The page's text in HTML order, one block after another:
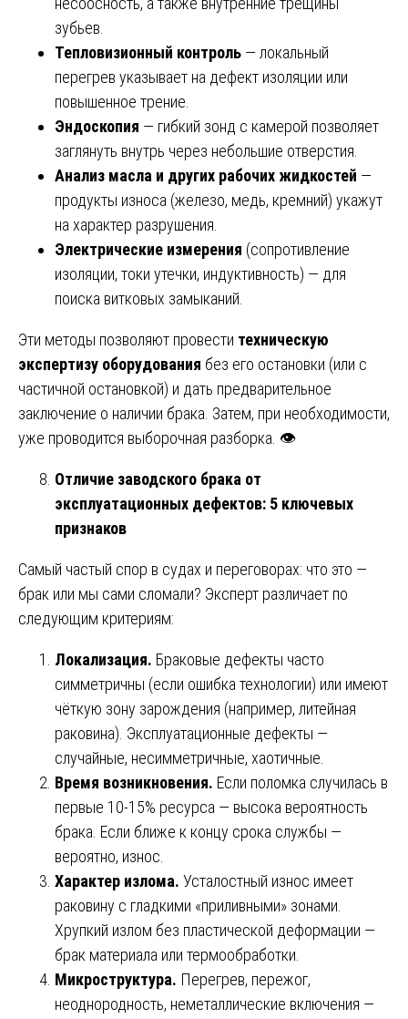
зубьев.
Тепловизионный контроль — локальный
перегрев указывает на дефект изоляции или
повышенное трение.
Эндоскопия — гибкий зонд с камерой позволяет
заглянуть внутрь через небольшие отверстия.
Анализ масла и других рабочих жидкостей —
продукты износа (железо, медь, кремний) укажут
на характер разрушения.
Электрические измерения (сопротивление
изоляции, токи утечки, индуктивность) — для
поиска витковых замыканий.
Эти методы позволяют провести техническую
экспертизу оборудования без его остановки (или с
частичной остановкой) и дать предварительное
заключение о наличии брака. Затем, при необходимости,
уже проводится выборочная разборка. 👁️
Отличие заводского брака от
эксплуатационных дефектов: 5 ключевых
признаков
Самый частый спор в судах и переговорах: что это —
брак или мы сами сломали? Эксперт различает по
следующим критериям:
Локализация. Браковые дефекты часто
симметричны (если ошибка технологии) или имеют
чёткую зону зарождения (например, литейная
раковина). Эксплуатационные дефекты —
случайные, несимметричные, хаотичные.
Время возникновения. Если поломка случилась в
первые 10-15% ресурса — высока вероятность
брака. Если ближе к концу срока службы —
вероятно, износ.
Характер излома. Усталостный износ имеет
раковину с гладкими «приливными» зонами.
Хрупкий излом без пластической деформации —
брак материала или термообработки.
Микроструктура. Перегрев, пережог,
неоднородность, неметаллические включения —